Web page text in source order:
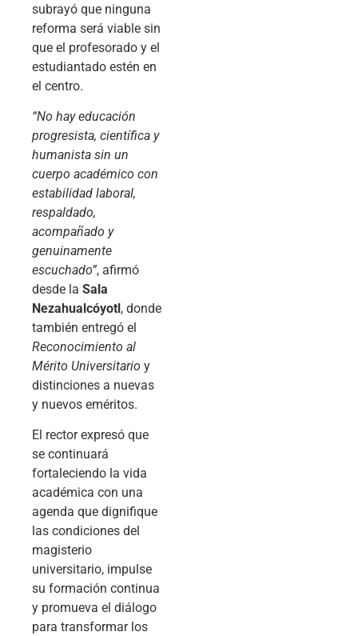
subrayó que ninguna
reforma será viable sin
que el profesorado y el
estudiantado estén en
el centro.
“No hay educación
progresista, científica y
humanista sin un
cuerpo académico con
estabilidad laboral,
respaldado,
acompañado y
genuinamente
escuchado”, afirmó
desde la Sala
Nezahualcóyotl, donde
también entregó el
Reconocimiento al
Mérito Universitario y
distinciones a nuevas
y nuevos eméritos.
El rector expresó que
se continuará
fortaleciendo la vida
académica con una
agenda que dignifique
las condiciones del
magisterio
universitario, impulse
su formación continua
y promueva el diálogo
para transformar los